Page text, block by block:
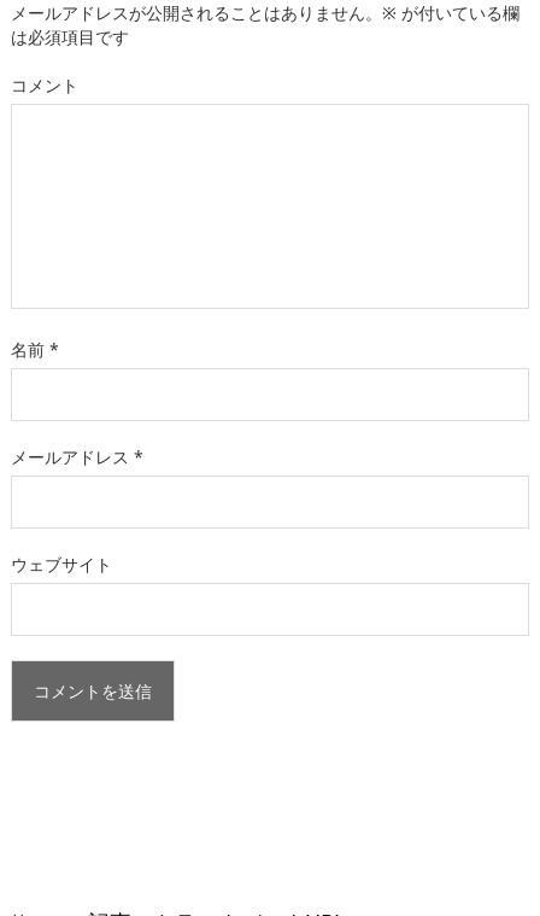
メールアドレスが公開されることはありません。 ※ が付いている欄
は必須項目です
コメント
名前 *
メールアドレス *
ウェブサイト